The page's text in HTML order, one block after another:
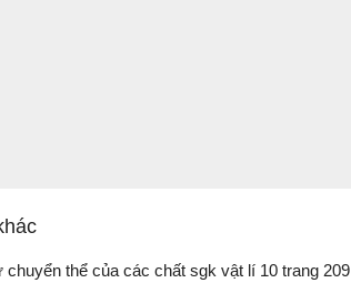
chuyển thể của các chất sgk vật lí 10 trang 209